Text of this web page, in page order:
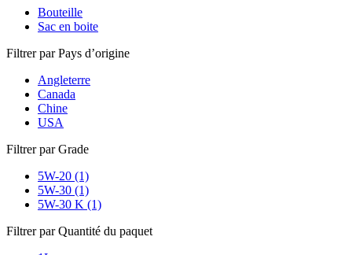
Bouteille
Sac en boite
Filtrer par Pays d’origine
Angleterre
Canada
Chine
USA
Filtrer par Grade
5W-20 (1)
5W-30 (1)
5W-30 K (1)
Filtrer par Quantité du paquet